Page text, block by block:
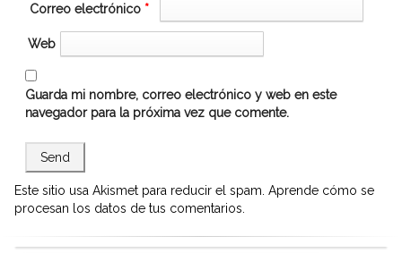
Correo electrónico *
Web
Guarda mi nombre, correo electrónico y web en este
navegador para la próxima vez que comente.
Este sitio usa Akismet para reducir el spam. Aprende cómo se
procesan los datos de tus comentarios.